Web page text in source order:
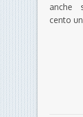
anche
cento